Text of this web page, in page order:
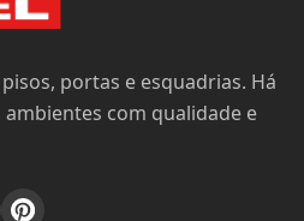
portas e esquadrias. Há
com qualidade e